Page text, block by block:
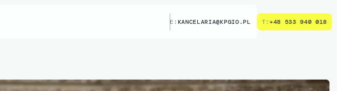
E: KANCELARIA@KPGIO.PL T:+48 533 940 018